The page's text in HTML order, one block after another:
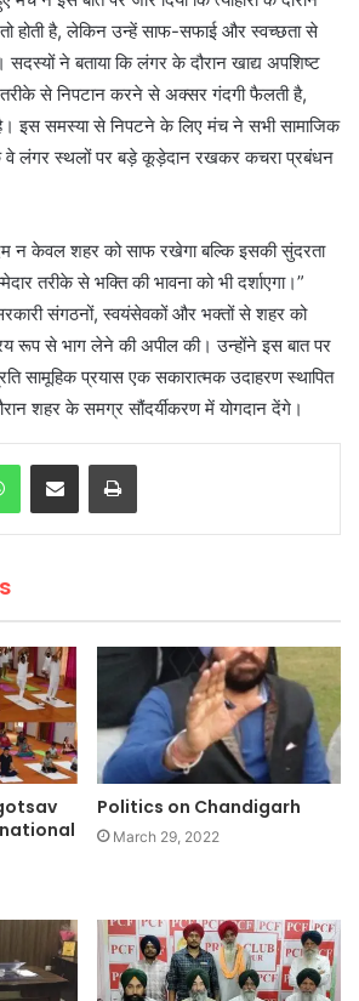
होती है, लेकिन उन्हें साफ-सफाई और स्वच्छता से
सदस्यों ने बताया कि लंगर के दौरान खाद्य अपशिष्ट
से निपटान करने से अक्सर गंदगी फैलती है,
इस समस्या से निपटने के लिए मंच ने सभी सामाजिक
वे लंगर स्थलों पर बड़े कूड़ेदान रखकर कचरा प्रबंधन
न केवल शहर को साफ रखेगा बल्कि इसकी सुंदरता
तरीके से भक्ति की भावना को भी दर्शाएगा।”
संगठनों, स्वयंसेवकों और भक्तों से शहर को
रूप से भाग लेने की अपील की। ​​उन्होंने इस बात पर
सामूहिक प्रयास एक सकारात्मक उदाहरण स्थापित
शहर के समग्र सौंदर्यीकरण में योगदान देंगे।
WhatsAppShare via Email Print
Politics on Chandigarh
March 29, 2022